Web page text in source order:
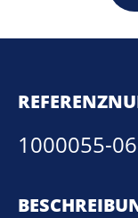
1000055-06